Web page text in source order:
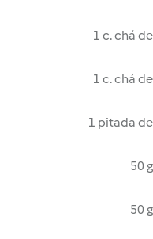
1 c. chá de
1 c. chá de
1 pitada de
50 g
50 g